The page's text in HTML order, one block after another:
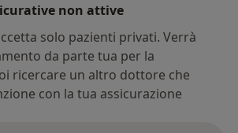
non attive
solo pazienti privati. Verrà
da parte tua per la
ricercare un altro dottore che
con la tua assicurazione